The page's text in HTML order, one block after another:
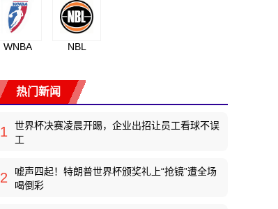
WNBA NBL
热门新闻
1
世界杯决赛凌晨开踢，企业出招让员工看球不误
工
2
嘘声四起！特朗普世界杯颁奖礼上“抢镜”遭全场
喝倒彩